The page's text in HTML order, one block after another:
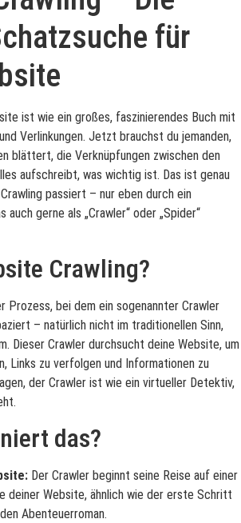
für
ist wie ein großes, faszinierendes Buch mit
Verlinkungen. Jetzt brauchst du jemanden,
blättert, die Verknüpfungen zwischen den
aufschreibt, was wichtig ist. Das ist genau
passiert – nur eben durch ein
auch gerne als „Crawler“ oder „Spider“
Crawling?
Prozess, bei dem ein sogenannter Crawler
– natürlich nicht im traditionellen Sinn,
Dieser Crawler durchsucht deine Website, um
Links zu verfolgen und Informationen zu
der Crawler ist wie ein virtueller Detektiv,
das?
Der Crawler beginnt seine Reise auf einer
deiner Website, ähnlich wie der erste Schritt
Abenteuerroman.